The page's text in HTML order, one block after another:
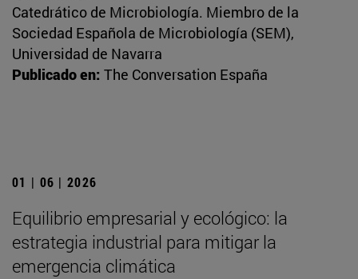
Catedrático de Microbiología. Miembro de la
Sociedad Española de Microbiología (SEM),
Universidad de Navarra
Publicado en: The Conversation España
01 | 06 | 2026
Equilibrio empresarial y ecológico: la
estrategia industrial para mitigar la
emergencia climática